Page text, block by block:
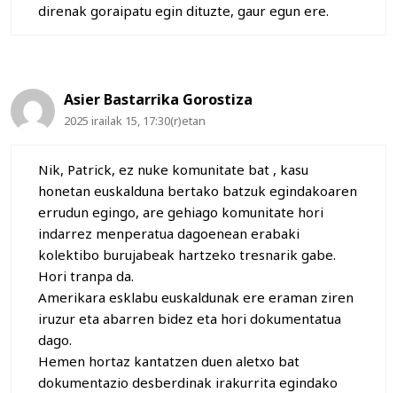
direnak goraipatu egin dituzte, gaur egun ere.
Asier Bastarrika Gorostiza
2025 irailak 15, 17:30(r)etan
Nik, Patrick, ez nuke komunitate bat , kasu
honetan euskalduna bertako batzuk egindakoaren
errudun egingo, are gehiago komunitate hori
indarrez menperatua dagoenean erabaki
kolektibo burujabeak hartzeko tresnarik gabe.
Hori tranpa da.
Amerikara esklabu euskaldunak ere eraman ziren
iruzur eta abarren bidez eta hori dokumentatua
dago.
Hemen hortaz kantatzen duen aletxo bat
dokumentazio desberdinak irakurrita egindako